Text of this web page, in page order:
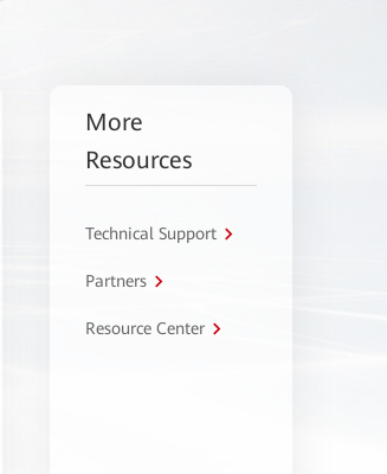
More
Resources
Technical Support
Partners
Resource Center